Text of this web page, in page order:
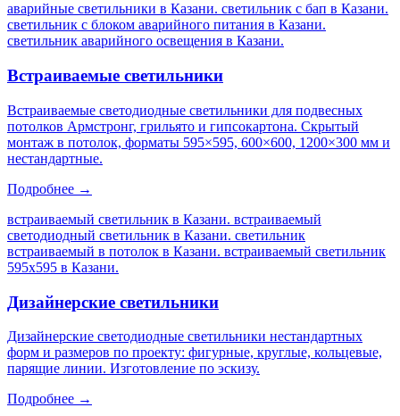
аварийные светильники в Казани. светильник с бап в Казани.
светильник с блоком аварийного питания в Казани.
светильник аварийного освещения в Казани.
Встраиваемые светильники
Встраиваемые светодиодные светильники для подвесных
потолков Армстронг, грильято и гипсокартона. Скрытый
монтаж в потолок, форматы 595×595, 600×600, 1200×300 мм и
нестандартные.
Подробнее →
встраиваемый светильник в Казани. встраиваемый
светодиодный светильник в Казани. светильник
встраиваемый в потолок в Казани. встраиваемый светильник
595х595 в Казани.
Дизайнерские светильники
Дизайнерские светодиодные светильники нестандартных
форм и размеров по проекту: фигурные, круглые, кольцевые,
парящие линии. Изготовление по эскизу.
Подробнее →